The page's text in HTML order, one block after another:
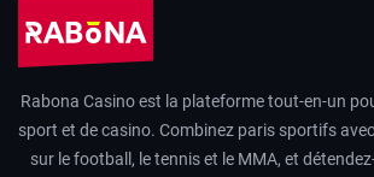
Rabona Casino est la plateforme tout-en-un
sport et de casino. Combinez paris sportifs
sur le football, le tennis et le MMA, et